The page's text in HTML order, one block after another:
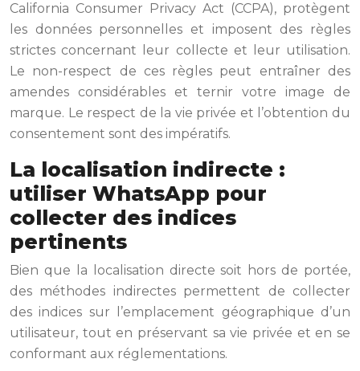
California Consumer Privacy Act (CCPA), protègent
les données personnelles et imposent des règles
strictes concernant leur collecte et leur utilisation.
Le non-respect de ces règles peut entraîner des
amendes considérables et ternir votre image de
marque. Le respect de la vie privée et l’obtention du
consentement sont des impératifs.
La localisation indirecte :
utiliser WhatsApp pour
collecter des indices
pertinents
Bien que la localisation directe soit hors de portée,
des méthodes indirectes permettent de collecter
des indices sur l’emplacement géographique d’un
utilisateur, tout en préservant sa vie privée et en se
conformant aux réglementations.